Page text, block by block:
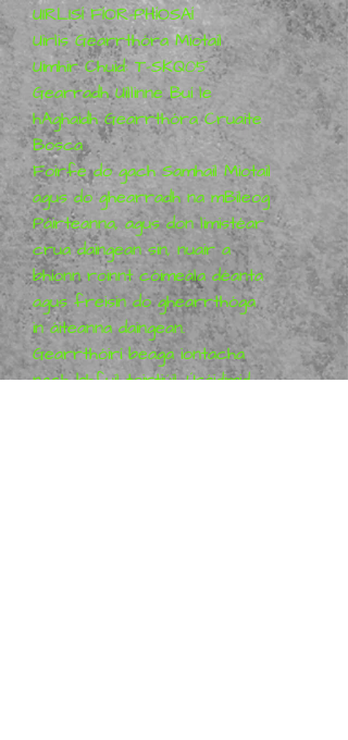
UIRLISÍ FÍOR-PHÍOSAÍ
Uirlis Gearrthóra Miotail
Uimhir Chuid: T-SKQ05
Gearradh Uillinne Buí le
hAghaidh Gearrthóra Cruaite
Bosca
Foirfe do gach Samhail Miotail
agus do ghearradh na mBileog
Páirteanna, agus don limistéar
crua daingean sin, nuair a
bhíonn roinnt cóimeála déanta
agus freisin do ghearrthóga
in áiteanna daingean.
Gearrthóirí beaga iontacha
nach bhfuil toirtiúil. Úsáidimid